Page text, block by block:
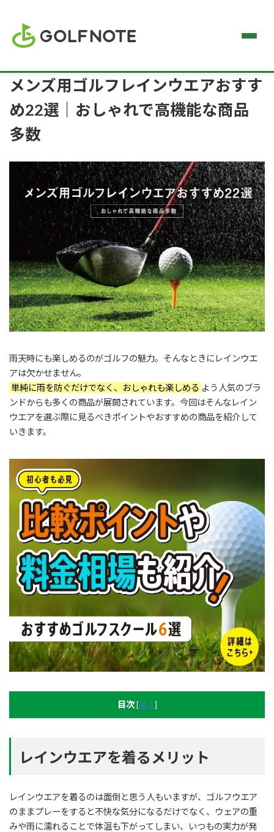
メンズ用ゴルフレインウエアおすす
め22選｜おしゃれで高機能な商品
多数
雨天時にも楽しめるのがゴルフの魅力。そんなときにレインウエ
アは欠かせません。
単純に雨を防ぐだけでなく、おしゃれも楽しめる よう人気のブラ
ンドからも多くの商品が展開されています。今回はそんなレイン
ウエアを選ぶ際に見るべきポイントやおすすめの商品を紹介して
いきます。
目次 [開く ]
レインウエアを着るメリット
レインウエアを着るのは面倒と思う人もいますが、ゴルフウエア
のままプレーをすると不快な気分になるだけでなく、ウェアの重
みや雨に濡れることで体温も下がってしまい、いつもの実力が発